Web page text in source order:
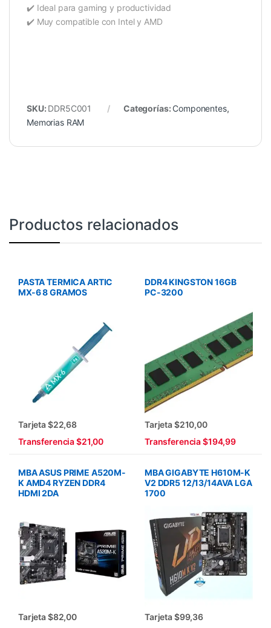
✔️ Ideal para gaming y productividad
✔️ Muy compatible con Intel y AMD
SKU: DDR5C001 Categorías: Componentes,
Memorias RAM
Productos relacionados
PASTA TERMICA ARTIC
MX-6 8 GRAMOS
Tarjeta $22,68
Transferencia $21,00
DDR4 KINGSTON 16GB
PC-3200
Tarjeta $210,00
Transferencia $194,99
MBA ASUS PRIME A520M-
K AMD4 RYZEN DDR4
HDMI 2DA
Tarjeta $82,00
MBA GIGABYTE H610M-K
V2 DDR5 12/13/14AVA LGA
1700
Tarjeta $99,36